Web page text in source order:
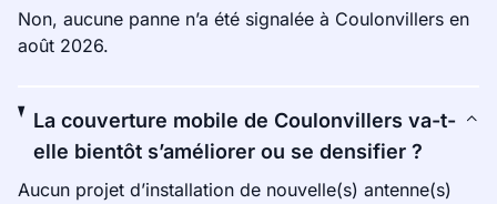
Non, aucune panne n’a été signalée à Coulonvillers en
août 2026.
La couverture mobile de Coulonvillers va-t-
elle bientôt s’améliorer ou se densifier ?
Aucun projet d’installation de nouvelle(s) antenne(s)